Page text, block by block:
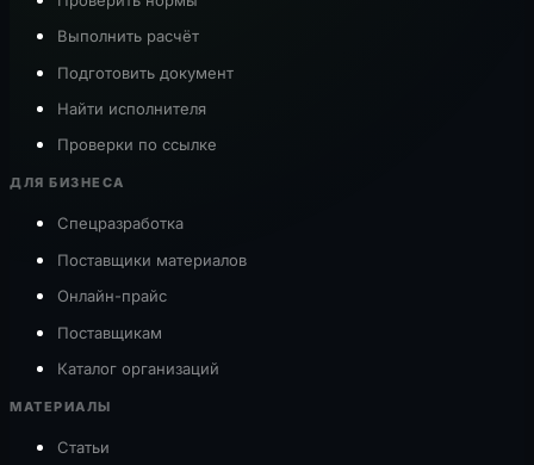
Выполнить расчёт
Подготовить документ
Найти исполнителя
Проверки по ссылке
ДЛЯ БИЗНЕСА
Спецразработка
Поставщики материалов
Онлайн-прайс
Поставщикам
Каталог организаций
МАТЕРИАЛЫ
Статьи